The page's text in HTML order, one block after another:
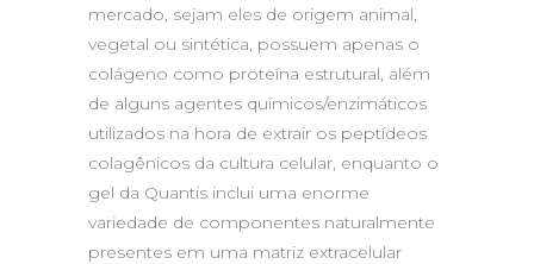
mercado, sejam eles de origem animal,
vegetal ou sintética, possuem apenas o
colágeno como proteína estrutural, além
de alguns agentes químicos/enzimáticos
utilizados na hora de extrair os peptídeos
colagênicos da cultura celular, enquanto o
gel da Quantis inclui uma enorme
variedade de componentes naturalmente
presentes em uma matriz extracelular